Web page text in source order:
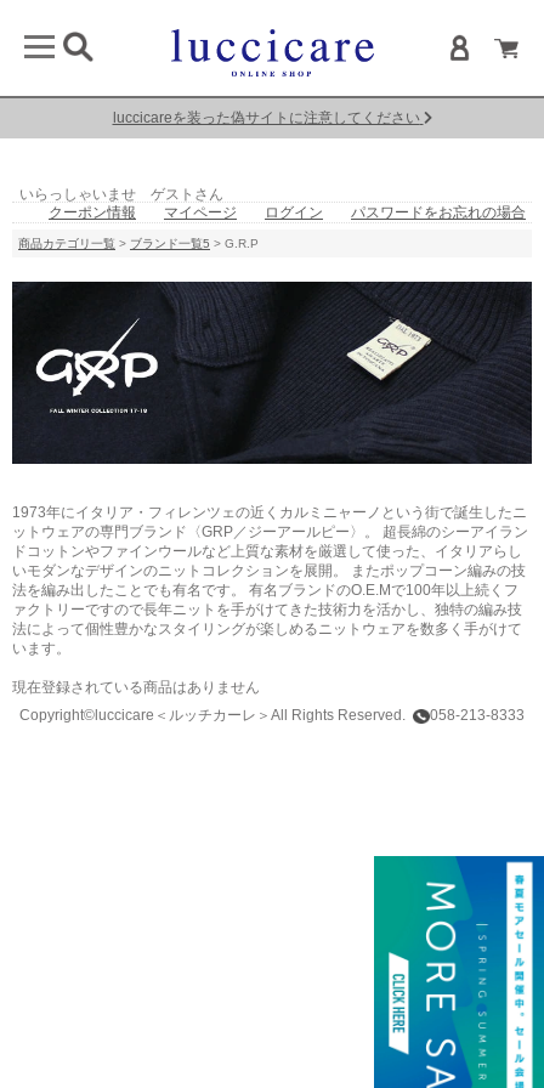
luccicareを装った偽サイトに注意してください
いらっしゃいませ ゲストさん
クーポン情報
マイページ ログイン パスワードをお忘れの場合
商品カテゴリ一覧 > ブランド一覧5 > G.R.P
1973年にイタリア・フィレンツェの近くカルミニャーノという街で誕生したニ
ットウェアの専門ブランド〈GRP／ジーアールピー〉。 超長綿のシーアイラン
ドコットンやファインウールなど上質な素材を厳選して使った、イタリアらし
いモダンなデザインのニットコレクションを展開。 またポップコーン編みの技
法を編み出したことでも有名です。 有名ブランドのO.E.Mで100年以上続くフ
ァクトリーですので長年ニットを手がけてきた技術力を活かし、独特の編み技
法によって個性豊かなスタイリングが楽しめるニットウェアを数多く手がけて
います。
現在登録されている商品はありません
Copyright©luccicare ＜ルッチカーレ＞ All Rights Reserved. 058-213-8333